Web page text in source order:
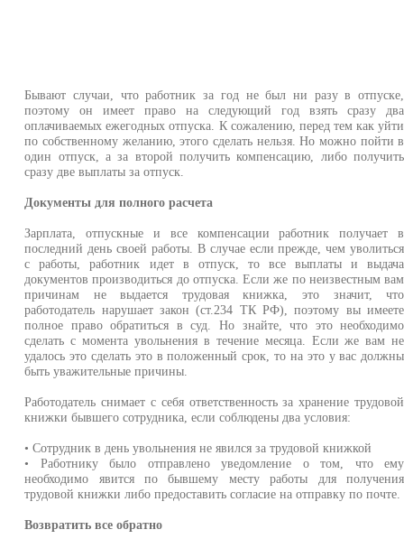
Бывают случаи, что работник за год не был ни разу в отпуске,
поэтому он имеет право на следующий год взять сразу два
оплачиваемых ежегодных отпуска. К сожалению, перед тем как уйти
по собственному желанию, этого сделать нельзя. Но можно пойти в
один отпуск, а за второй получить компенсацию, либо получить
сразу две выплаты за отпуск.
Документы для полного расчета
Зарплата, отпускные и все компенсации работник получает в
последний день своей работы. В случае если прежде, чем уволиться
с работы, работник идет в отпуск, то все выплаты и выдача
документов производиться до отпуска. Если же по неизвестным вам
причинам не выдается трудовая книжка, это значит, что
работодатель нарушает закон (ст.234 ТК РФ), поэтому вы имеете
полное право обратиться в суд. Но знайте, что это необходимо
сделать с момента увольнения в течение месяца. Если же вам не
удалось это сделать это в положенный срок, то на это у вас должны
быть уважительные причины.
Работодатель снимает с себя ответственность за хранение трудовой
книжки бывшего сотрудника, если соблюдены два условия:
• Сотрудник в день увольнения не явился за трудовой книжкой
• Работнику было отправлено уведомление о том, что ему
необходимо явится по бывшему месту работы для получения
трудовой книжки либо предоставить согласие на отправку по почте.
Возвратить все обратно